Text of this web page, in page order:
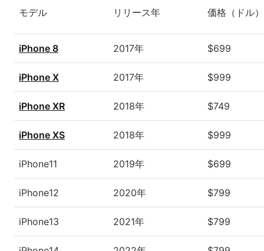
モデル リリース年 価格（ドル）
iPhone 8 2017年 $699
iPhone X 2017年 $999
iPhone XR 2018年 $749
iPhone XS 2018年 $999
iPhone11 2019年 $699
iPhone12 2020年 $799
iPhone13 2021年 $799